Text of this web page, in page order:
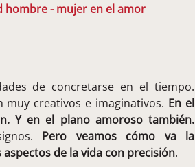
hombre - mujer en el amor
de concretarse en el tiempo.
creativos e imaginativos. En el
Y en el plano amoroso también.
Pero veamos cómo va la
de la vida con precisión.